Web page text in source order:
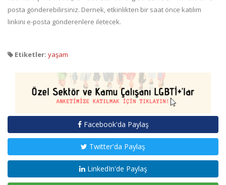
posta gönderebilirsiniz. Dernek, etkinlikten bir saat önce katılım
linkini e-posta gönderenlere iletecek.
Etiketler: yaşam
Facebook'da Paylaş
Twitter'da Paylaş
LinkedIn'de Paylaş